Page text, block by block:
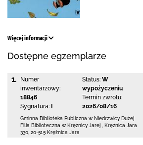
Więcej informacji
Dostępne egzemplarze
1.
Numer
inwentarzowy:
18846
Sygnatura:
Status: W
wypożyczeniu
Termin zwrotu:
2026/08/16
Gminna Biblioteka Publiczna w Niedrzwicy Dużej
Filia Biblioteczna w Krężnicy Jarej
Krężnica Jara
330 20-515 Krężnica Jara